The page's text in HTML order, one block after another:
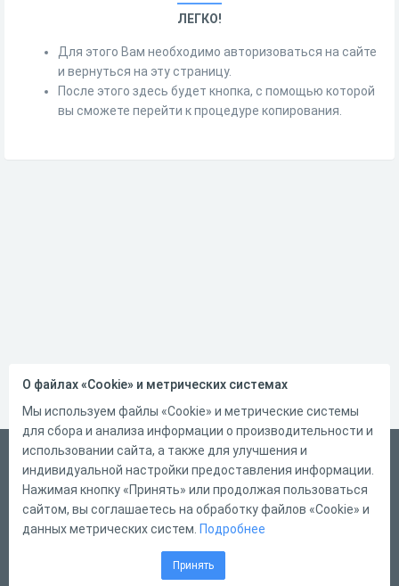
ЛЕГКО!
Для этого Вам необходимо авторизоваться на сайте
и вернуться на эту страницу.
После этого здесь будет кнопка, с помощью которой
вы сможете перейти к процедуре копирования.
Русский
Справка
Форма обратной связи
О файлах «Cookie» и метрических системах
Мы используем файлы «Cookie» и метрические системы
для сбора и анализа информации о производительности и
использовании сайта, а также для улучшения и
индивидуальной настройки предоставления информации.
Нажимая кнопку «Принять» или продолжая пользоваться
сайтом, вы соглашаетесь на обработку файлов «Cookie» и
данных метрических систем. Подробнее
Принять